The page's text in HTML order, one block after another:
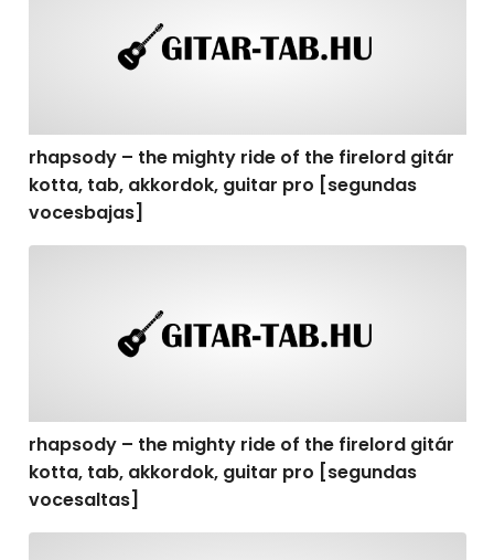
rhapsody – the mighty ride of the firelord gitár
kotta, tab, akkordok, guitar pro [segundas
vocesbajas]
rhapsody – the mighty ride of the firelord gitár
kotta, tab, akkordok, guitar pro [segundas
vocesaltas]